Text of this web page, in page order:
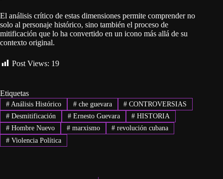
El análisis crítico de estas dimensiones permite comprender no
solo al personaje histórico, sino también el proceso de
mitificación que lo ha convertido en un icono más allá de su
contexto original.
Post Views: 19
Etiquetas
#Análisis Histórico #che guevara # CONTROVERSIAS
#Desmitificación #Ernesto Guevara # HISTORIA
#Hombre Nuevo #marxismo # revolución cubana
#Violencia Política